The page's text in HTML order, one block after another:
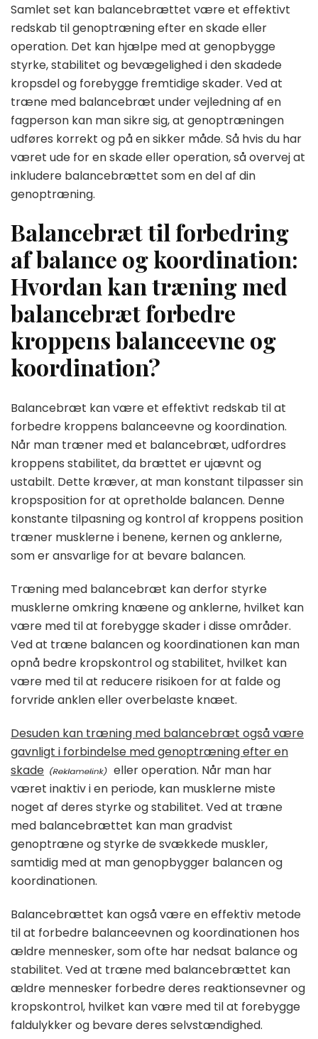
Samlet set kan balancebrættet være et effektivt
redskab til genoptræning efter en skade eller
operation. Det kan hjælpe med at genopbygge
styrke, stabilitet og bevægelighed i den skadede
kropsdel og forebygge fremtidige skader. Ved at
træne med balancebræt under vejledning af en
fagperson kan man sikre sig, at genoptræningen
udføres korrekt og på en sikker måde. Så hvis du har
været ude for en skade eller operation, så overvej at
inkludere balancebrættet som en del af din
genoptræning.
Balancebræt til forbedring
af balance og koordination:
Hvordan kan træning med
balancebræt forbedre
kroppens balanceevne og
koordination?
Balancebræt kan være et effektivt redskab til at
forbedre kroppens balanceevne og koordination.
Når man træner med et balancebræt, udfordres
kroppens stabilitet, da brættet er ujævnt og
ustabilt. Dette kræver, at man konstant tilpasser sin
kropsposition for at opretholde balancen. Denne
konstante tilpasning og kontrol af kroppens position
træner musklerne i benene, kernen og anklerne,
som er ansvarlige for at bevare balancen.
Træning med balancebræt kan derfor styrke
musklerne omkring knæene og anklerne, hvilket kan
være med til at forebygge skader i disse områder.
Ved at træne balancen og koordinationen kan man
opnå bedre kropskontrol og stabilitet, hvilket kan
være med til at reducere risikoen for at falde og
forvride anklen eller overbelaste knæet.
Desuden kan træning med balancebræt også være
gavnligt i forbindelse med genoptræning efter en
skade
eller operation. Når man har
været inaktiv i en periode, kan musklerne miste
noget af deres styrke og stabilitet. Ved at træne
med balancebrættet kan man gradvist
genoptræne og styrke de svækkede muskler,
samtidig med at man genopbygger balancen og
koordinationen.
Balancebrættet kan også være en effektiv metode
til at forbedre balanceevnen og koordinationen hos
ældre mennesker, som ofte har nedsat balance og
stabilitet. Ved at træne med balancebrættet kan
ældre mennesker forbedre deres reaktionsevner og
kropskontrol, hvilket kan være med til at forebygge
faldulykker og bevare deres selvstændighed.